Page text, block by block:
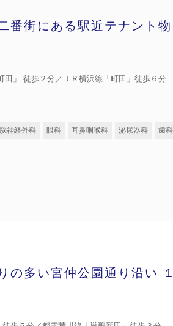
番街にある駅近テナント物
田」 徒歩２分／ＪＲ横浜線「町田」徒歩６分
脳神経外科 眼科 耳鼻咽喉科 泌尿器科 歯科
の多い宮仲公園通り沿い